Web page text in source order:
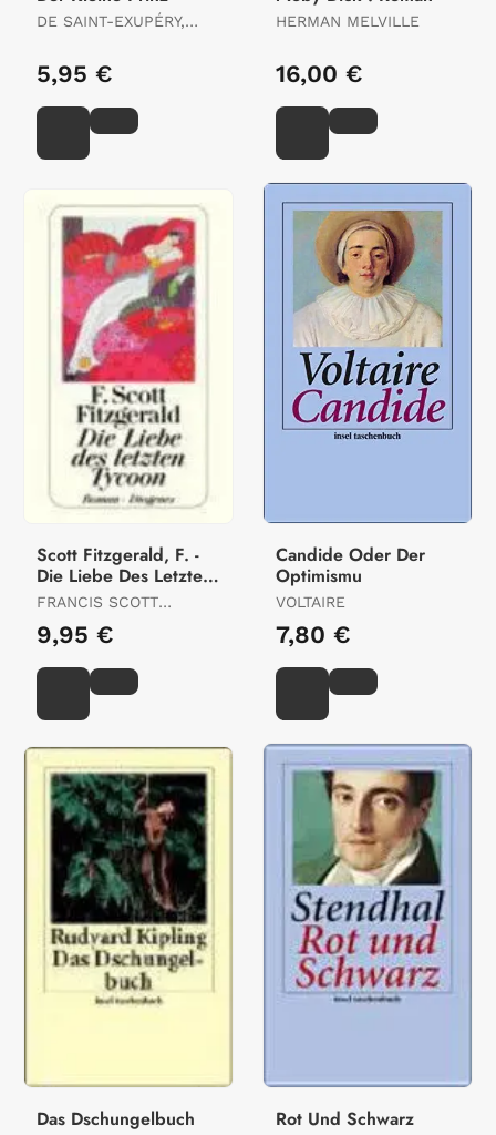
DE SAINT-EXUPÉRY,
5,95 €
HERMAN MELVILLE
16,00 €
Scott Fitzgerald, F. -
Die Liebe Des Letzten
Tycoon
FRANCIS SCOTT
9,95 €
Candide Oder Der
Optimismu
VOLTAIRE
7,80 €
Das Dschungelbuch Rot Und Schwarz